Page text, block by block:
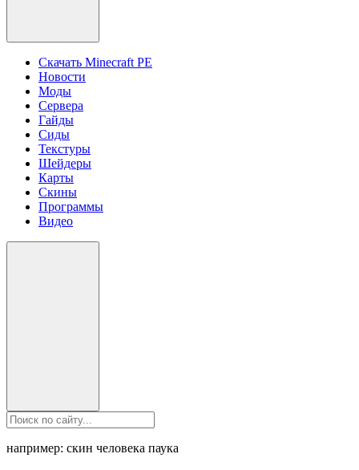
Скачать Minecraft PE
Новости
Моды
Сервера
Гайды
Сиды
Текстуры
Шейдеры
Карты
Скины
Программы
Видео
например: скин человека паука